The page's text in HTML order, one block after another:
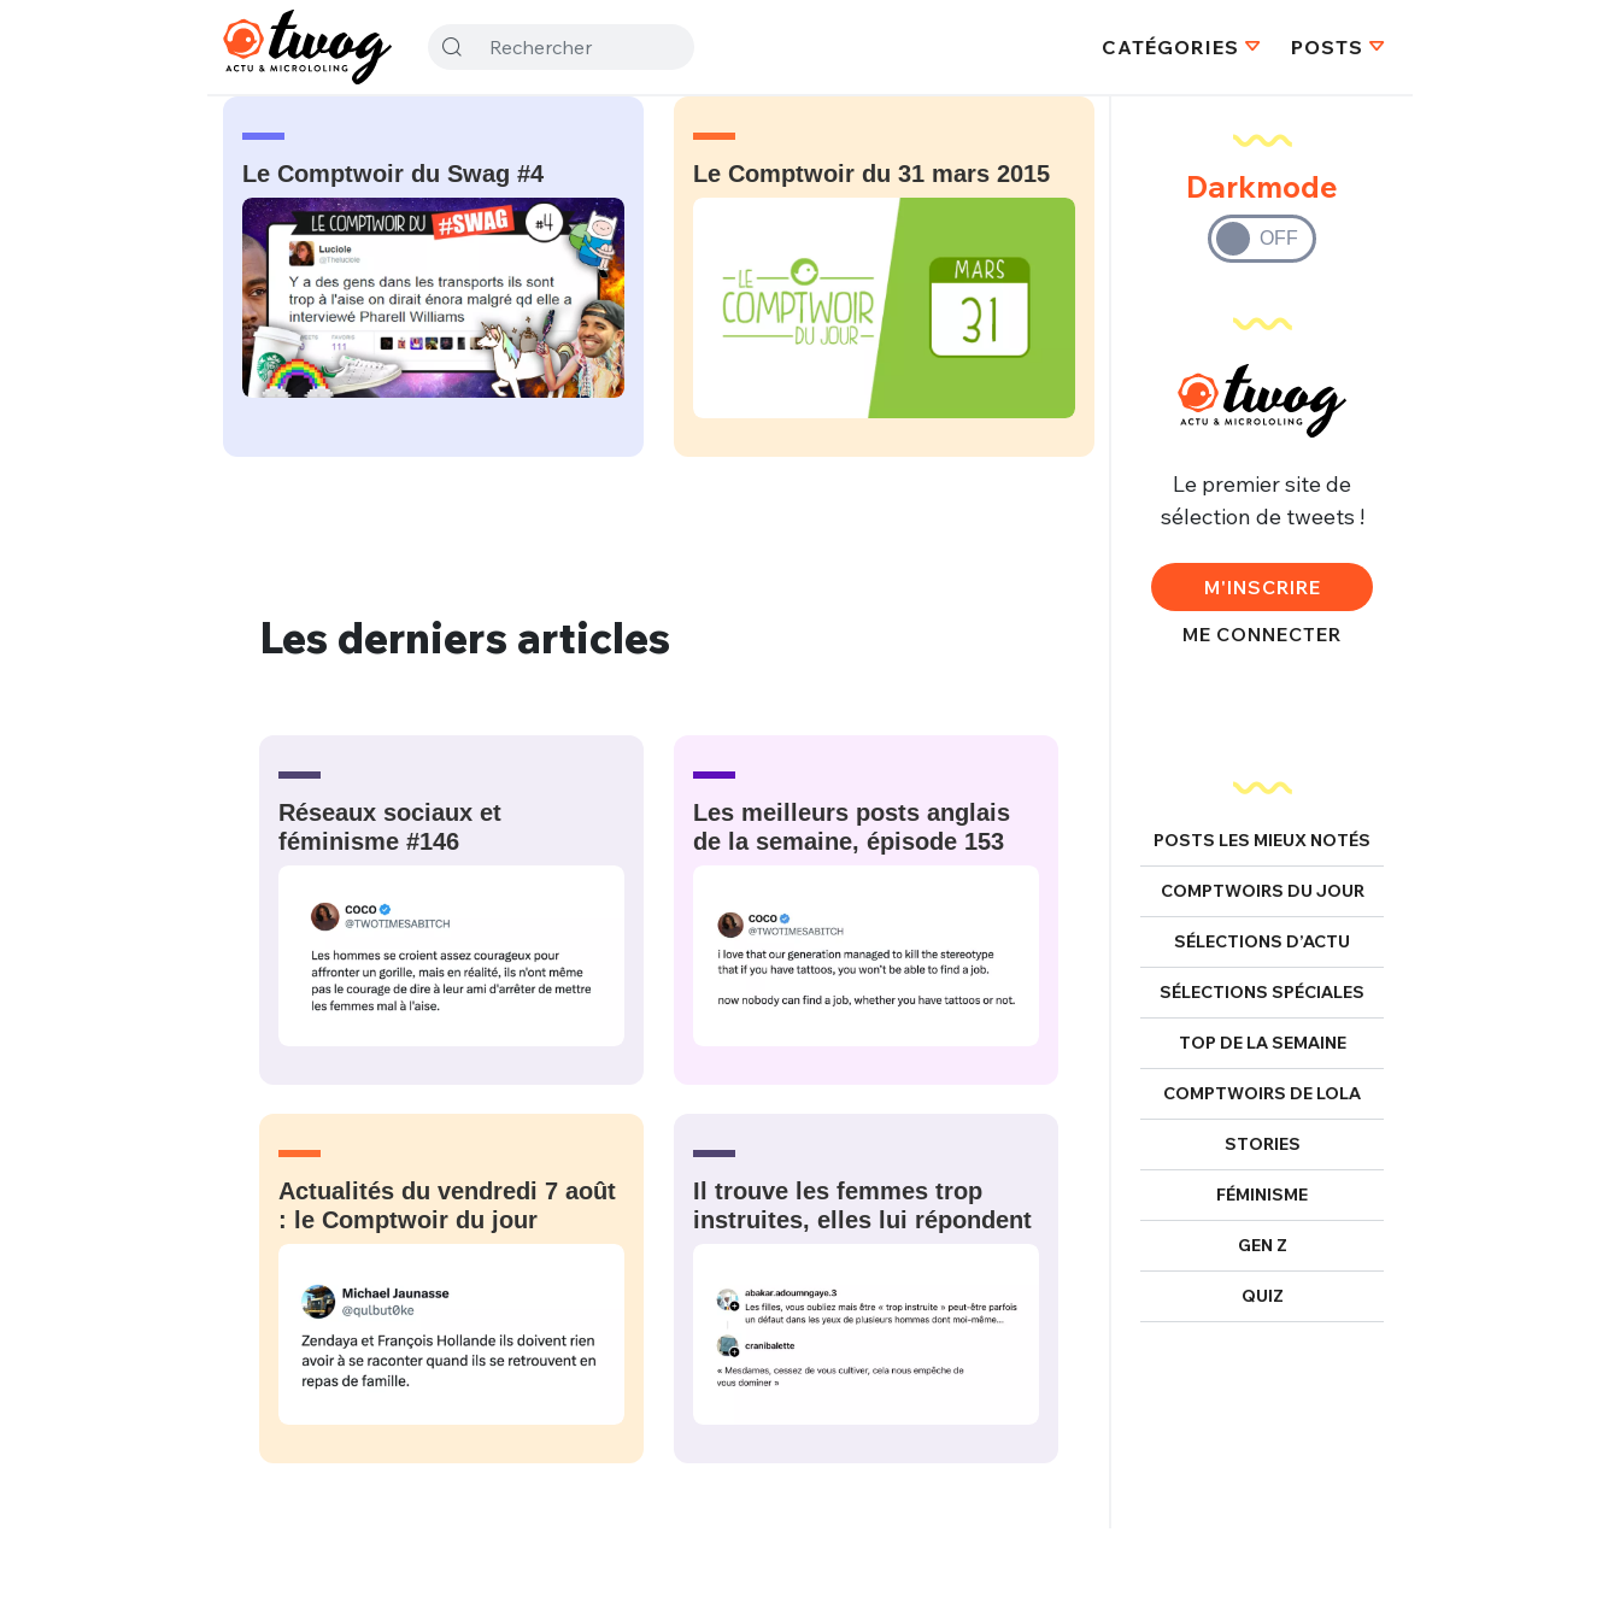
CATÉGORIES POSTS
Le Comptwoir du Swag #4 Le Comptwoir du 31 mars 2015
Les derniers articles
Réseaux sociaux et
féminisme #146
Les meilleurs posts anglais
de la semaine, épisode 153
Actualités du vendredi 7 août
: le Comptwoir du jour
Il trouve les femmes trop
instruites, elles lui répondent
Darkmode
Le premier site de
sélection de tweets !
M'INSCRIRE
ME CONNECTER
POSTS LES MIEUX NOTÉS
COMPTWOIRS DU JOUR
SÉLECTIONS D’ACTU
SÉLECTIONS SPÉCIALES
TOP DE LA SEMAINE
COMPTWOIRS DE LOLA
STORIES
FÉMINISME
GEN Z
QUIZ
Bienvenue !
PASSWORD*
Mot de passe perdu ?
CONNEXION
FERMER
Que souhaitez-vous proposer ?
Quelques
tweets
Ma propre
sélection
Un Thread
C'EST PARTI